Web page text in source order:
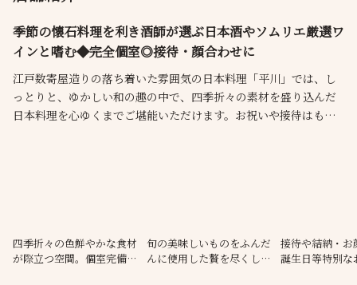
季節の懐石料理を利き酒師が選ぶ日本酒やソムリエ厳選ワ
インと嗜む◆完全個室◎接待・顔合わせに
江戸数寄屋造りの落ち着いた雰囲気の日本料理「平川」では、し
っとりと、ゆかしい和の趣の中で、四季折々の素材を盛り込んだ
日本料理を心ゆくまでご堪能いただけます。お祝いや接待はもち
四季折々の色鮮やかな食材
が際立つ空間。個室完備で
旬の美味しいものをふんだ
んに使用した贅を尽くした
接待や結納・お
誕生日等特別な